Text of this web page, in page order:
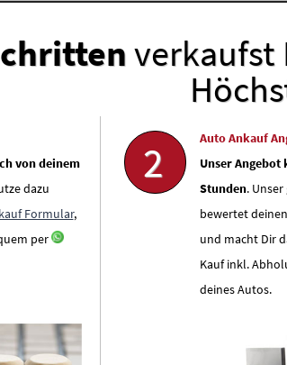
verkaufst
von deinem
dazu
Formular,
per
2
Auto Ankauf
Unser
Stunden.
bewertet
und macht Dir
Kauf inkl.
deines Autos.